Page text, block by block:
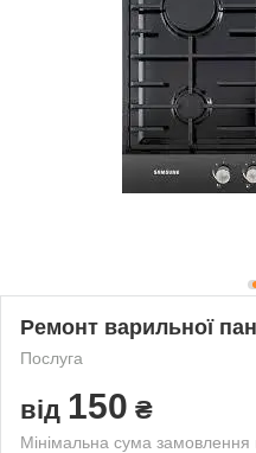
Ремонт варильної
Послуга
від 150 ₴
Мінімальна сума